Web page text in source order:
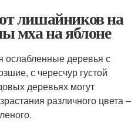
лишайников на
мха на яблоне
деревья с
с чересчур густой
деревьях могут
различного цвета –